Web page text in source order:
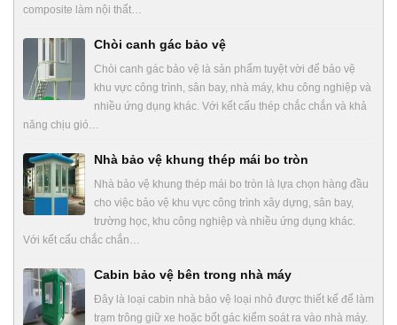
composite làm nội thất…
Chòi canh gác bảo vệ
Chòi canh gác bảo vệ là sản phẩm tuyệt vời để bảo vệ
khu vực công trình, sân bay, nhà máy, khu công nghiệp và
nhiều ứng dụng khác. Với kết cấu thép chắc chắn và khả
năng chịu gió…
Nhà bảo vệ khung thép mái bo tròn
Nhà bảo vệ khung thép mái bo tròn là lựa chọn hàng đầu
cho việc bảo vệ khu vực công trình xây dựng, sân bay,
trường học, khu công nghiệp và nhiều ứng dụng khác.
Với kết cấu chắc chắn…
Cabin bảo vệ bên trong nhà máy
Đây là loại cabin nhà bảo vệ loại nhỏ được thiết kế để làm
trạm trông giữ xe hoặc bốt gác kiểm soát ra vào nhà máy.